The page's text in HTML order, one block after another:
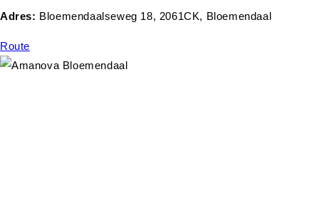
Adres: Bloemendaalseweg 18, 2061CK, Bloemendaal
Route